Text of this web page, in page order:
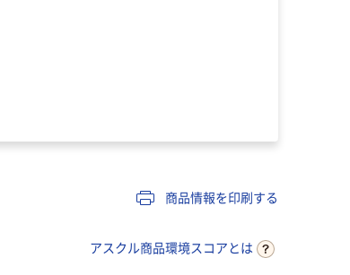
商品情報を印刷する
アスクル商品環境スコアとは